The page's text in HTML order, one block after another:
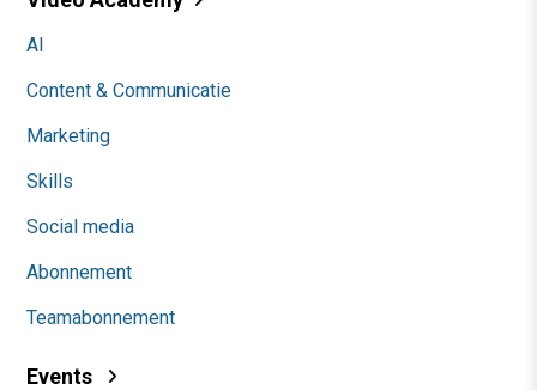
AI
Content & Communicatie
Marketing
Skills
Social media
Abonnement
Teamabonnement
Events